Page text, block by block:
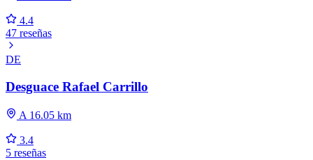
4.4
47 reseñas
DE
Desguace Rafael Carrillo
A 16.05 km
3.4
5 reseñas